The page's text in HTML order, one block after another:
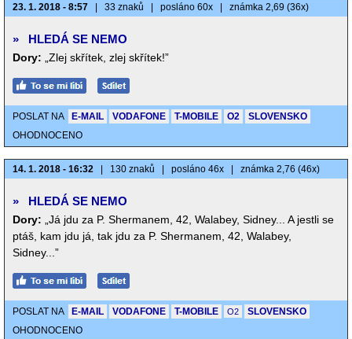
23. 1. 2018 - 8:57 33 znaků posláno 60x známka 2,69 (36x)
» HLEDÁ SE NEMO
Dory: „Zlej skřítek, zlej skřítek!”
POSLAT NA E-MAIL VODAFONE T-MOBILE O2
SLOVENSKO
OHODNOCENO
14. 1. 2018 - 16:32 130 znaků posláno 46x známka 2,76 (46x)
» HLEDÁ SE NEMO
Dory:
„Já jdu za P. Shermanem, 42, Walabey, Sidney... A jestli se
ptáš, kam jdu já, tak jdu za P. Shermanem, 42, Walabey,
Sidney...”
POSLAT NA E-MAIL VODAFONE T-MOBILE O2
SLOVENSKO
OHODNOCENO